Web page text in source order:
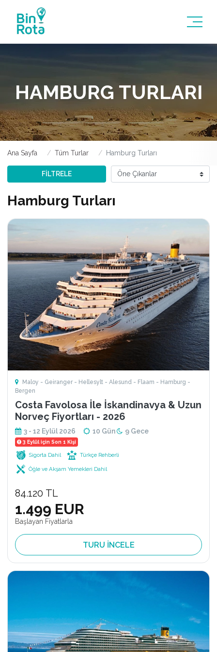
HAMBURG TURLARI
Ana Sayfa Tüm Turlar Hamburg Turları
FİLTRELE
Hamburg Turları
Maloy - Geiranger - Hellesylt - Alesund - Flaam - Hamburg -
Bergen
Costa Favolosa İle İskandinavya & Uzun
Norveç Fiyortları - 2026
3 - 12 Eylül 2026 10 Gün 9 Gece
3 Eylül için Son 1 Kişi
Sigorta Dahil Türkçe Rehberli
Öğle ve Akşam Yemekleri Dahil
84.120 TL
1.499 EUR
Başlayan Fiyatlarla
TURU İNCELE